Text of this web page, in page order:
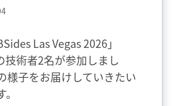
Las Vegas 2026」
技術者2名が参加しまし
様子をお届けしていきたい